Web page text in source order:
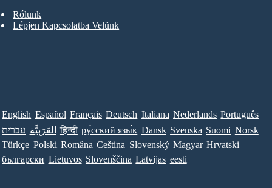
Rólunk
Lépjen Kapcsolatba Velünk
English Español Français Deutsch Italiana Nederlands Português
עברית العَرَبِيَّة हिन्दी ру́сский язы́к Dansk Svenska Suomi Norsk
Türkçe Polski Româna Ceština Slovenský Magyar Hrvatski
български Lietuvos Slovenščina Latvijas eesti